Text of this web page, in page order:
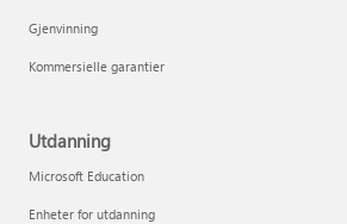
Gjenvinning
Kommersielle garantier
Utdanning
Microsoft Education
Enheter for utdanning